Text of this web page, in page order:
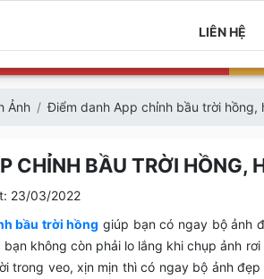
LIÊN HỆ
Ảnh Điểm danh App chỉnh bầu trời hồng,
CHỈNH BẦU TRỜI HỒNG,
23/03/2022
bầu trời hồng giúp bạn có ngay bộ ảnh
không còn phải lo lắng khi chụp ảnh
trong veo, xịn mịn thì có ngay bộ ảnh đẹp